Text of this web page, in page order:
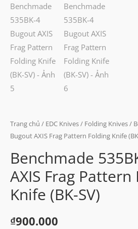
Trang chủ / EDC Knives/ Folding Knives/
Bugout AXIS Frag Pattern Folding Knife
Benchmade
AXIS Frag Pattern
Knife (BK-SV)
₫900.000